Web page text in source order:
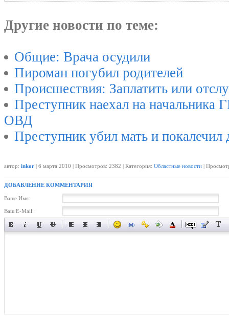
Другие новости по теме:
Общие: Врача осудили
Пироман погубил родителей
Происшествия: Заплатить или
Преступник наехал на
ОВД
Преступник убил мать и покалечил
автор: inkor | 6 марта 2010 | Просмотров: 2382 | Категория: Областные новости |
ДОБАВЛЕНИЕ КОММЕНТАРИЯ
Ваше Имя:
Ваш E-Mail: